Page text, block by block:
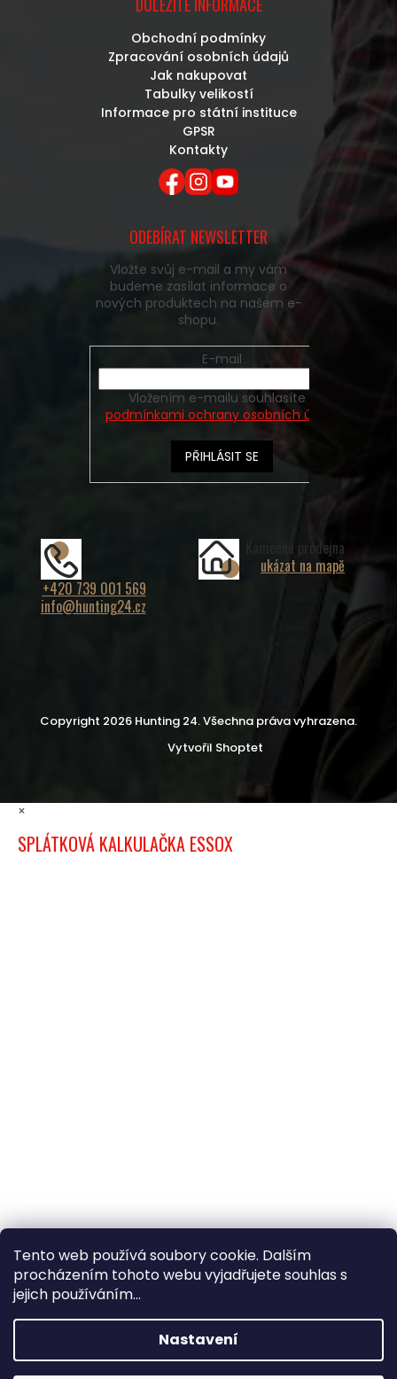
Tento web používá soubory cookie. Dalším
procházením tohoto webu vyjadřujete souhlas s
jejich používáním...
Nastavení
DŮLEŽITÉ INFORMACE
Obchodní podmínky
Zpracování osobních údajů
Jak nakupovat
Tabulky velikostí
Informace pro státní instituce
GPSR
Kontakty
ODEBÍRAT NEWSLETTER
Vložte svůj e-mail a my vám
budeme zasílat informace o
nových produktech na našem e-
shopu.
E-mail
podmínkami ochrany osobních údajů
PŘIHLÁSIT SE
+420 739 001 569
info@hunting24.cz
Kamenná prodejna
ukázat na mapě
Vytvořil Shoptet
Copyright 2026 Hunting 24. Všechna práva vyhrazena.
×
SPLÁTKOVÁ KALKULAČKA ESSOX
×
Hledáte nejvýhodnější cenu? Získáte jí
pomocíregistrace